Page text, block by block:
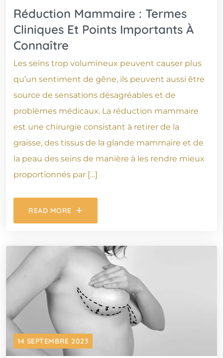
Réduction Mammaire : Termes
Cliniques Et Points Importants À
Connaître
Les seins trop volumineux peuvent causer plus
qu’un sentiment de gêne, ils peuvent aussi être
source de sensations désagréables et de
problèmes médicaux. La réduction mammaire
est une chirurgie consistant à retirer de la
graisse, des tissus de la glande mammaire et de
la peau des seins de manière à les rendre mieux
proportionnés par […]
READ MORE
14 SEPTEMBRE 2023